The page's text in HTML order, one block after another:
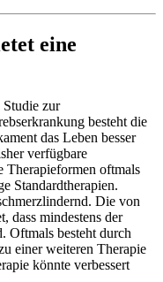
eine
zur
besteht die
das Leben besser
verfügbare
Therapieformen oftmals
Standardtherapien.
Die von
dass mindestens der
Oftmals besteht durch
einer weiteren Therapie
könnte verbessert